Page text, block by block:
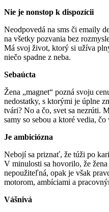
Nie je nonstop k dispozícii
Neodpovedá na sms či emaily
na všetky pozvania bez
Má svoj život, ktorý si užíva
niečo spadne z neba.
Sebaúcta
Žena „magnet“ pozná svoju
nedostatky, s ktorými je úplne
tvári? No a čo, svet sa nezrúti.
samy so sebou a ktoré vedia,
Je ambiciózna
Nebojí sa priznať, že túži po
V minulosti sa hovorilo, že
nepoužiteľná, opak je však
motorom, ambíciami a
Vášnivá